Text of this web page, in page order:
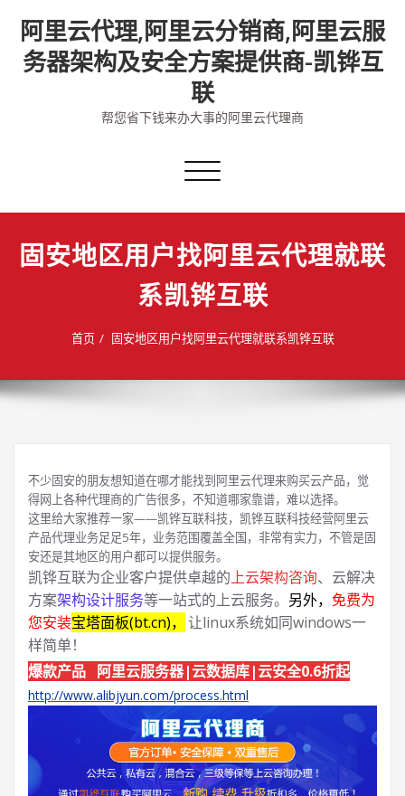
content
阿里云代理,阿里云分销商,阿里云服
务器架构及安全方案提供商-凯铧互
联
帮您省下钱来办大事的阿里云代理商
切
导
固安地区用户找阿里云代理就联
系凯铧互联
首页 固安地区用户找阿里云代理就联系凯铧互联
不少固安的朋友想知道在哪才能找到阿里云代理来购买云产品，觉
得网上各种代理商的广告很多，不知道哪家靠谱，难以选择。
这里给大家推荐一家——凯铧互联科技，凯铧互联科技经营阿里云
产品代理业务足足5年，业务范围覆盖全国，非常有实力，不管是固
安还是其地区的用户都可以提供服务。
凯铧互联为企业客户提供卓越的上云架构咨询、云解决
方案架构设计服务等一站式的上云服务。 另外， 免费为
您安装宝塔面板(bt.cn)， 让linux系统如同windows一
样简单！
爆款产品 阿里云服务器|云数据库|云安全0.6折起
http://www.alibjyun.com/process.html